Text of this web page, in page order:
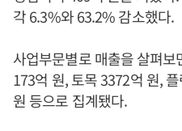
각 6.3%와 63.2% 감소했다.
사업부문별로 매출을 살펴
173억 원, 토목 3372억 원,
원 등으로 집계됐다.